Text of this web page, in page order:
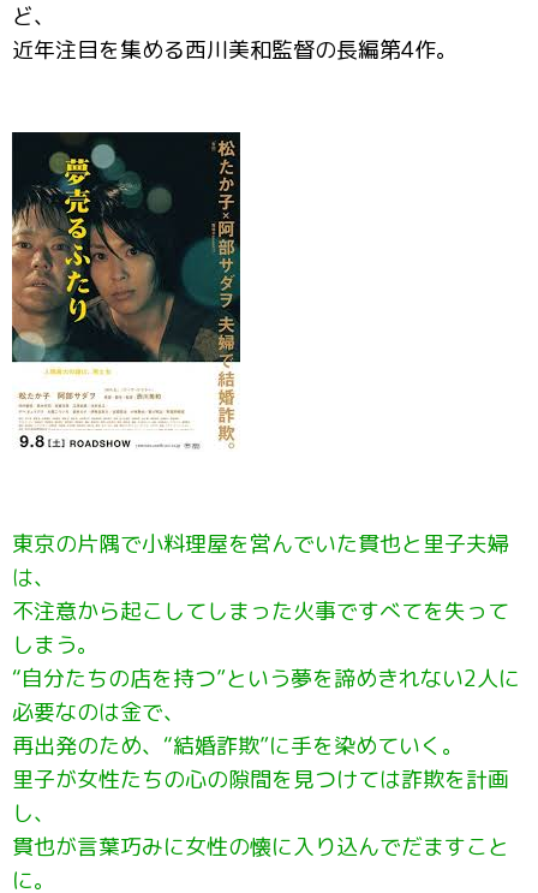
ど、
近年注目を集める西川美和監督の長編第4作。
東京の片隅で小料理屋を営んでいた貫也と里子夫婦
は、
不注意から起こしてしまった火事ですべてを失って
しまう。
“自分たちの店を持つ”という夢を諦めきれない2人に
必要なのは金で、
再出発のため、“結婚詐欺”に手を染めていく。
里子が女性たちの心の隙間を見つけては詐欺を計画
し、
貫也が言葉巧みに女性の懐に入り込んでだますこと
に。